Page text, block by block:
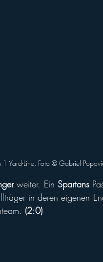
1 Yard-Line, Foto © Gabriel
weiter. Ein Spartans
in deren eigenen
(2:0)